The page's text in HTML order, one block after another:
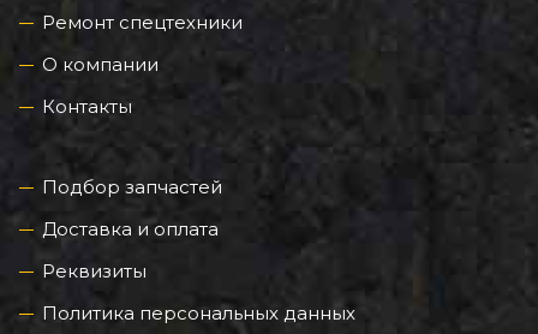
Ремонт спецтехники
О компании
Контакты
Подбор запчастей
Доставка и оплата
Реквизиты
Политика персональных данных